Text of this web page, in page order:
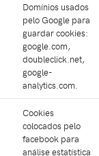
Domínios usados
pelo Google para
guardar cookies:
google.com,
doubleclick.net,
google-
analytics.com.
Cookies
colocados pelo
facebook para
análise estatística